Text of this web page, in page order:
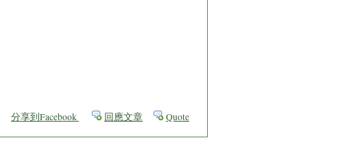
分享到Facebook 回應文章 Quote